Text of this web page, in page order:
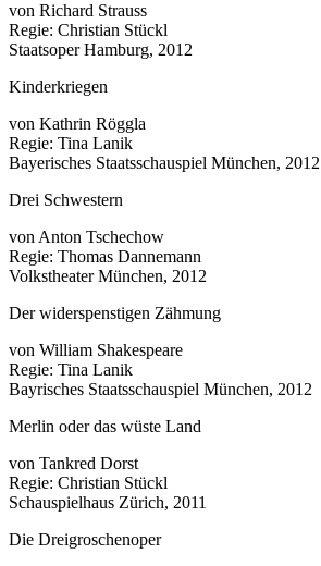
von Richard Strauss
Regie: Christian Stückl
Staatsoper Hamburg, 2012
Kinderkriegen
von Kathrin Röggla
Regie: Tina Lanik
Bayerisches Staatsschauspiel München, 2012
Drei Schwestern
von Anton Tschechow
Regie: Thomas Dannemann
Volkstheater München, 2012
Der widerspenstigen Zähmung
von William Shakespeare
Regie: Tina Lanik
Bayrisches Staatsschauspiel München, 2012
Merlin oder das wüste Land
von Tankred Dorst
Regie: Christian Stückl
Schauspielhaus Zürich, 2011
Die Dreigroschenoper